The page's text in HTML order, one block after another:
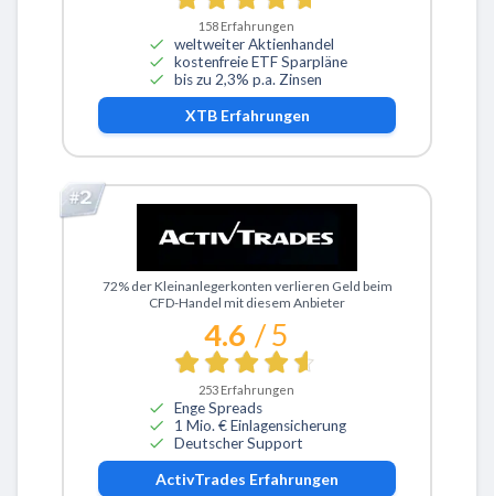
158 Erfahrungen
weltweiter Aktienhandel
kostenfreie ETF Sparpläne
bis zu 2,3% p.a. Zinsen
XTBErfahrungen
Zu ActivTrades
72% der Kleinanlegerkonten verlieren Geld beim
CFD-Handel mit diesem Anbieter
4.6 / 5
253 Erfahrungen
Enge Spreads
1 Mio. € Einlagensicherung
Deutscher Support
ActivTrades Erfahrungen